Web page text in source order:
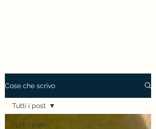
Cose che scrivo
Tutti i post
Tutti i post